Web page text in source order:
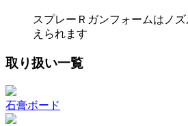
スプレーＲガンフォームはノ
えられます
取り扱い一覧
石膏ボード